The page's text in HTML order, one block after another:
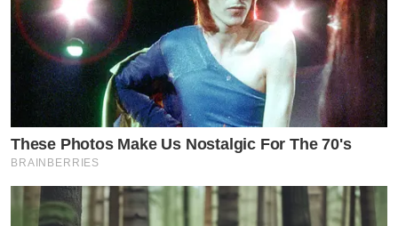
These Photos Make Us Nostalgic For The 70's
BRAINBERRIES